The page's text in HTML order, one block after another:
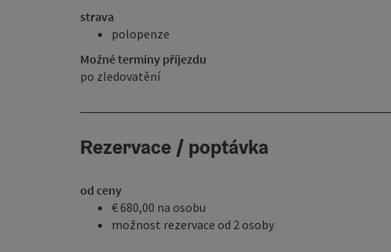
strava
polopenze
Možné termíny příjezdu
po zledovatění
Rezervace / poptávka
od ceny
€ 680,00 na osobu
možnost rezervace od 2 osoby